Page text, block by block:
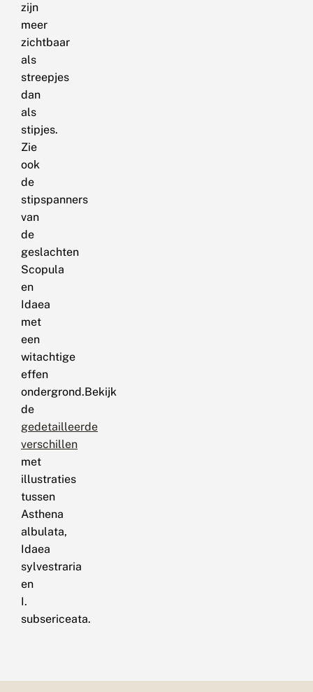
zijn
meer
zichtbaar
als
streepjes
dan
als
stipjes.
Zie
ook
de
stipspanners
van
de
geslachten
Scopula
en
Idaea
met
een
witachtige
effen
ondergrond.Bekijk
de
gedetailleerde
verschillen
met
illustraties
tussen
Asthena
albulata,
Idaea
sylvestraria
en
I.
subsericeata.